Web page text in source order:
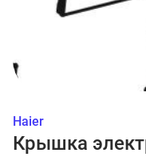
Haier
Крышка